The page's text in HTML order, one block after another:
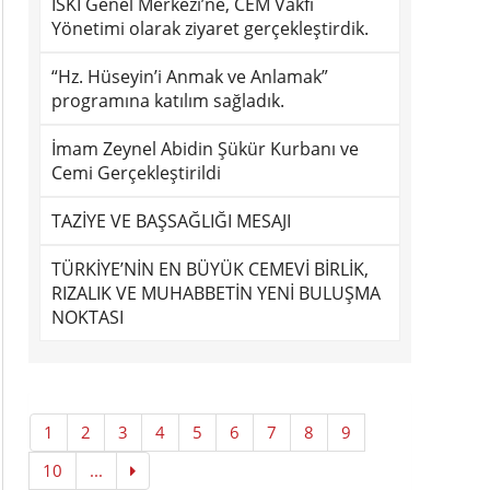
Yönetimi olarak ziyaret gerçekleştirdik.
“Hz. Hüseyin’i Anmak ve Anlamak”
programına katılım sağladık.
İmam Zeynel Abidin Şükür Kurbanı ve
Cemi Gerçekleştirildi
TAZİYE VE BAŞSAĞLIĞI MESAJI
TÜRKİYE’NİN EN BÜYÜK CEMEVİ BİRLİK,
RIZALIK VE MUHABBETİN YENİ BULUŞMA
NOKTASI
1 2 3 4 5 6 7 8
9
10
...